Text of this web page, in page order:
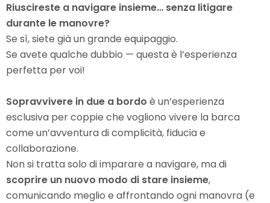
Riuscireste a navigare insieme… senza litigare
durante le manovre?
Se sì, siete già un grande equipaggio.
Se avete qualche dubbio — questa è l’esperienza
perfetta per voi!
Sopravvivere in due a bordo è un’esperienza
esclusiva per coppie che vogliono vivere la barca
come un’avventura di complicità, fiducia e
collaborazione.
Non si tratta solo di imparare a navigare, ma di
scoprire un nuovo modo di stare insieme,
comunicando meglio e affrontando ogni manovra (e